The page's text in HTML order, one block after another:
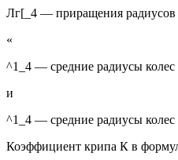
Лг[_4 — приращения радиусов
«
^1_4 — средние радиусы колес
и
^1_4 — средние радиусы колес
Коэффициент крипа К в